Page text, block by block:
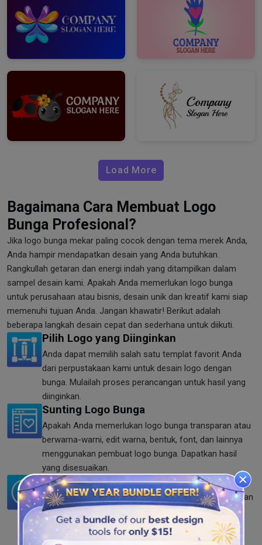
Load More
Bagaimana Cara Membuat Logo
Bunga Profesional?
Jika logo bunga mekar paling cocok dengan tema merek Anda,
Anda hampir mendapatkan desain yang Anda butuhkan.
Rangkullah getaran dan energi indah yang ditampilkan dalam
sampel desain kami. Apakah Anda memerlukan logo bunga
untuk perusahaan atau bisnis, desain unik dan kreatif kami siap
memenuhi tujuan Anda. Jangan khawatir! Berikut adalah
beberapa langkah desain cepat dan sederhana untuk diikuti.
Pilih Logo yang Diinginkan
Anda dapat memilih salah satu templat favorit Anda
dari perpustakaan kami untuk desain logo dengan
bunga. Mulailah proses perancangan untuk hasil yang
diinginkan.
Sunting Logo Bunga
Apakah Anda memerlukan logo bunga transparan atau
berwarna-warni, edit warna, bentuk, font, dan lainnya
menggunakan pembuat logo bunga. Dapatkan hasil
yang disesuaikan.
Unduh Logo Bunga
Apakah Anda sudah selesai dengan proses pembuatan
logo? Anda bebas mengunduh logo rancangan Anda
sendiri dalam format SVG, PNG, dan JPG kapan pun
Anda mau.